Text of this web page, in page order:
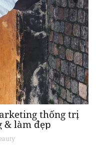
thống trị
làm đẹp